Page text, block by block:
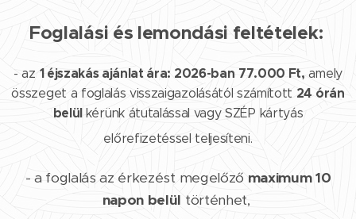
Foglalási és lemondási feltételek:
- az 1 éjszakás ajánlat ára: 2026-ban 77.000 Ft, amely
összeget a foglalás visszaigazolásától számított 24 órán
belül kérünk átutalással vagy SZÉP kártyás
előrefizetéssel teljesíteni.
- a foglalás az érkezést megelőző maximum 10
napon belül történhet,